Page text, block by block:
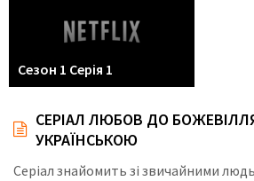
Сезон 1 Серія 1
СЕРІАЛ ЛЮБОВ ДО БОЖЕВІЛЛЯ
УКРАЇНСЬКОЮ
Серіал знайомить зі звичайними